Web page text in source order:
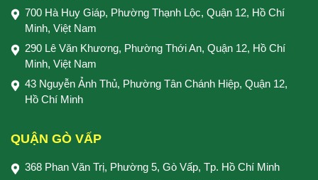
700 Hà Huy Giáp, Phường Thạnh Lộc, Quận 12, Hồ Chí
Minh, Việt Nam
290 Lê Văn Khương, Phường Thới An, Quận 12, Hồ Chí
Minh, Việt Nam
43 Nguyễn Ảnh Thủ, Phường Tân Chánh Hiệp, Quận 12,
Hồ Chí Minh
QUẬN GÒ VẤP
368 Phan Văn Trị, Phường 5, Gò Vấp, Tp. Hồ Chí Minh